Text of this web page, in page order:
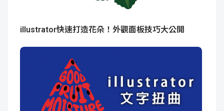
illustrator快速打造花朵！外觀面板技巧大公開